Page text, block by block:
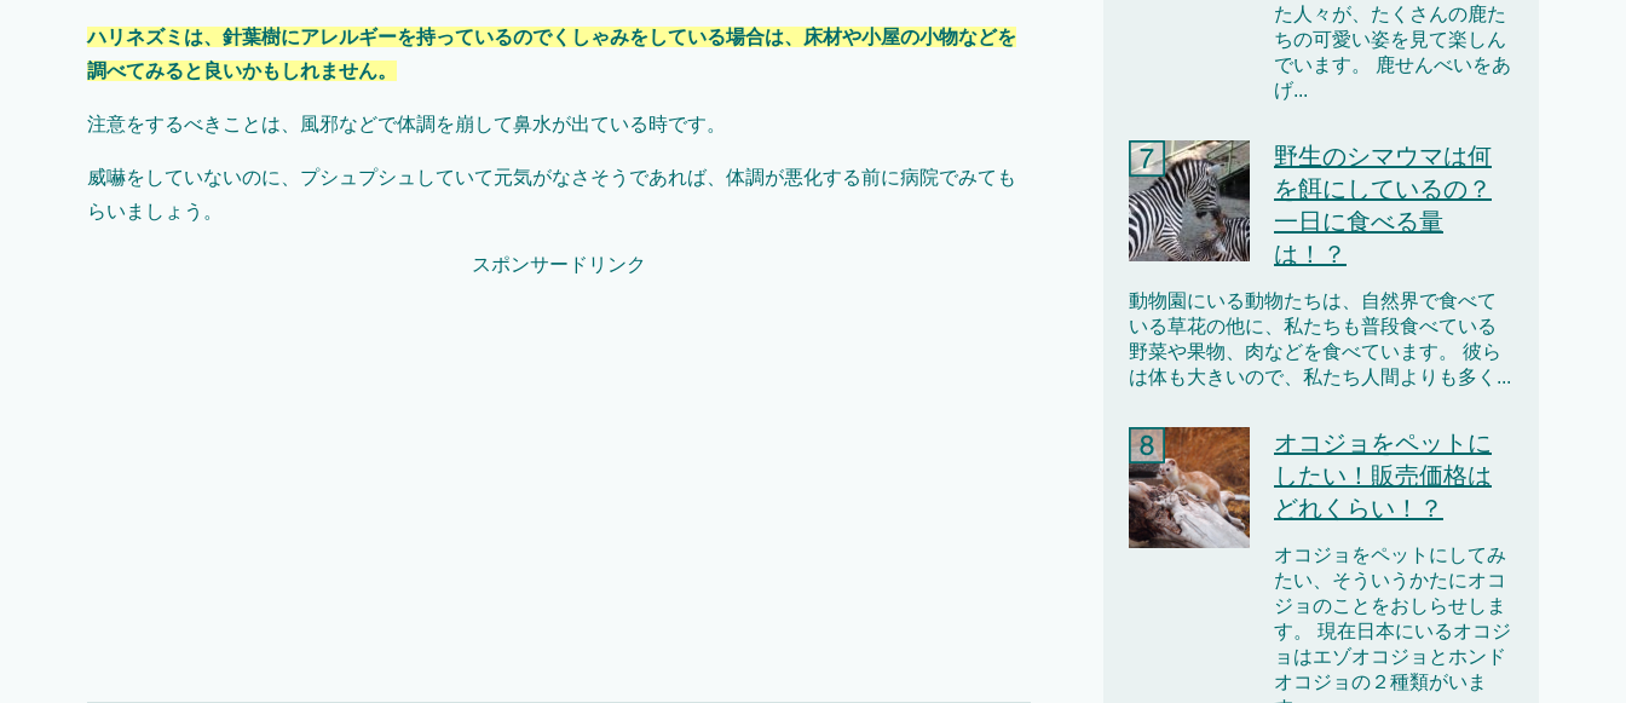
ハリネズミは、針葉樹にアレルギーを持っているのでくしゃみをしている場合は、床材や小屋の小物などを
調べてみると良いかもしれません。
注意をするべきことは、風邪などで体調を崩して鼻水が出ている時です。
威嚇をしていないのに、プシュプシュしていて元気がなさそうであれば、体調が悪化する前に病院でみても
らいましょう。
スポンサードリンク
た人々が、たくさんの鹿た
ちの可愛い姿を見て楽しん
でいます。 鹿せんべいをあ
げ...
野生のシマウマは何
を餌にしているの？
一日に食べる量
は！？
動物園にいる動物たちは、自然界で食べて
いる草花の他に、私たちも普段食べている
野菜や果物、肉などを食べています。 彼ら
は体も大きいので、私たち人間よりも多く...
オコジョをペットに
したい！販売価格は
どれくらい！？
オコジョをペットにしてみ
たい、そういうかたにオコ
ジョのことをおしらせしま
す。 現在日本にいるオコジ
ョはエゾオコジョとホンド
オコジョの２種類がいま